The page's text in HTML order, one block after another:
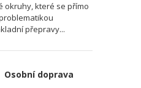
okruhy, které se přímo
přepravy...
Osobní doprava